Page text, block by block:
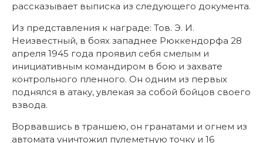
рассказывает выписка из следующего документа.
Из представления к награде: Тов. Э. И.
Неизвестный, в боях западнее Рюккендорфа 28
апреля 1945 года проявил себя смелым и
инициативным командиром в бою и захвате
контрольного пленного. Он одним из первых
поднялся в атаку, увлекая за собой бойцов своего
взвода.
Ворвавшись в траншею, он гранатами и огнем из
автомата уничтожил пулеметную точку и 16